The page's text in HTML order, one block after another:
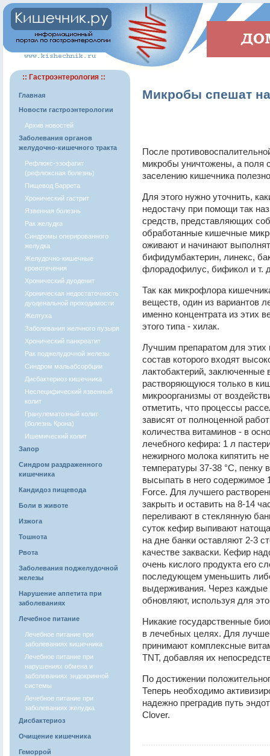
:: Гастроэнтерология ::
Главная
Новости гастроэнтерологии
Архив новостей
Заболевания органов
желудочно-кишечного тракта
Рефлюкс-эзофагит
(рефлюксная болезнь)
Пищевод Баррета
Хронический гастрит
Язвенная болезнь
Рак желудка
Синдромы оперированного
желудка
Желудочно-кишечные
кровотечения
Хронический дуоденит
Хроническая недостаточность
дуоденальной проходимости
Желтуха
Заболевания желчного пузыря
Хронический панкреатит
Рак поджелудочной железы
Синдром мальабсорбции
Дисбактериоз кишечника
Неспецифический язвенный
колит
Гранулематозный колит
(болезнь Крона)
Ишемический колит
Запор
Синдром раздраженного
кишечника
Кандидоз пищевода
Боли в животе
Изжога
Тошнота
Рвота
Заболевания поджелудочной
железы
Нарушение аппетита при
заболеваниях
Лечебное питание
Лечебное питание при
заболеваниях кишечника
Лечебное питание при
нарушениях обмена и
заболеваниях эндокринной
системы
Лечебное питание при
заболеваниях желудка
Дисбактериоз
Очищение кишечника
Геморрой
Микробы спешат
После
микробы уничтожены, а поля
заселению кишечника
Для этого нужно уточнить,
недостачу при помощи так
средств, представляющих
обработанные кишечные
оживают и начинают
бифидумбактерин, линекс,
флорадофилус, бификол и т.
Так как микрофлора
веществ, один из вариантов
именно концентрата из этих
этого типа - хилак.
Лучшим препаратом для этих
состав которого входят
лактобактерий, заключенные
растворяющуюся только в
микроорганизмы от
отметить, что процессы
зависят от полноценной
количества витаминов - в
лечебного кефира: 1 л
нежирного молока кипятить
температуры 37-38 °С, пенку
высыпать в него содержимое
Force. Для лучшего
закрыть и оставить на 8-14
переливают в стеклянную
суток кефир выпивают
на дне банки оставляют 2-3
качестве закваски. Кефир
очень кислого продукта его
последующем уменьшить
выдерживания. Через каждые
обновляют, используя для
Никакие государственные
в лечебных целях. Для
принимают комплексные
TNT, добавляя их
По достижении
Теперь необходимо
надежно преградив путь
Clover.